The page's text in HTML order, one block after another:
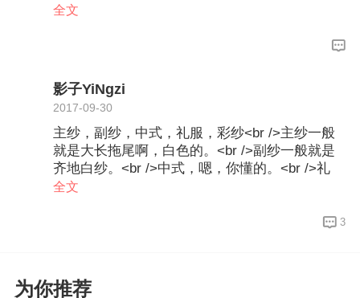
到客照，亲可以多看看店家的客照找灵感。
全文
影子YiNgzi
2017-09-30
主纱，副纱，中式，礼服，彩纱<br />主纱一般
就是大长拖尾啊，白色的。<br />副纱一般就是
齐地白纱。<br />中式，嗯，你懂的。<br />礼
服，就是那种可以选择的丝面料的那种。<br />
些只拍一套，一般都带的是彩纱吧，颜色鲜艳
全文
3
为你推荐